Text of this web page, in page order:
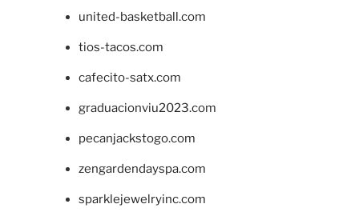
united-basketball.com
tios-tacos.com
cafecito-satx.com
graduacionviu2023.com
pecanjackstogo.com
zengardendayspa.com
sparklejewelryinc.com